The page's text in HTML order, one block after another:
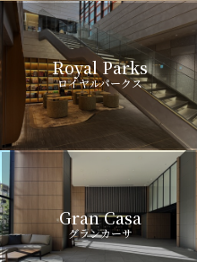
Royal Parks
ロイヤルパークス
Gran Casa
グランカーサ